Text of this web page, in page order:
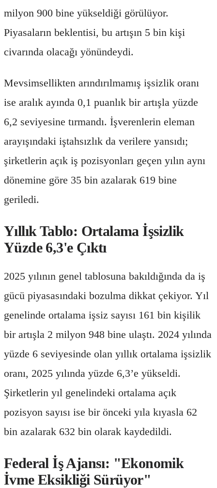
milyon 900 bine yükseldiği görülüyor.
Piyasaların beklentisi, bu artışın 5 bin kişi
civarında olacağı yönündeydi.
Mevsimsellikten arındırılmamış işsizlik oranı
ise aralık ayında 0,1 puanlık bir artışla yüzde
6,2 seviyesine tırmandı. İşverenlerin eleman
arayışındaki iştahsızlık da verilere yansıdı;
şirketlerin açık iş pozisyonları geçen yılın aynı
dönemine göre 35 bin azalarak 619 bine
geriledi.
Yıllık Tablo: Ortalama İşsizlik
Yüzde 6,3'e Çıktı
2025 yılının genel tablosuna bakıldığında da iş
gücü piyasasındaki bozulma dikkat çekiyor. Yıl
genelinde ortalama işsiz sayısı 161 bin kişilik
bir artışla 2 milyon 948 bine ulaştı. 2024 yılında
yüzde 6 seviyesinde olan yıllık ortalama işsizlik
oranı, 2025 yılında yüzde 6,3’e yükseldi.
Şirketlerin yıl genelindeki ortalama açık
pozisyon sayısı ise bir önceki yıla kıyasla 62
bin azalarak 632 bin olarak kaydedildi.
Federal İş Ajansı: "Ekonomik
İvme Eksikliği Sürüyor"